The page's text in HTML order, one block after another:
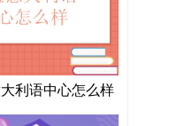
利语中心怎么样